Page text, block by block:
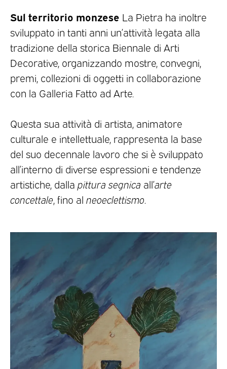
Sul territorio monzese La Pietra ha inoltre
sviluppato in tanti anni un’attività legata alla
tradizione della storica Biennale di Arti
Decorative, organizzando mostre, convegni,
premi, collezioni di oggetti in collaborazione
con la Galleria Fatto ad Arte.
Questa sua attività di artista, animatore
culturale e intellettuale, rappresenta la base
del suo decennale lavoro che si è sviluppato
all’interno di diverse espressioni e tendenze
artistiche, dalla pittura segnica all’arte
concettale , fino al neoeclettismo